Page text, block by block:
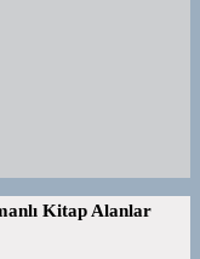
Kitap Alanlar